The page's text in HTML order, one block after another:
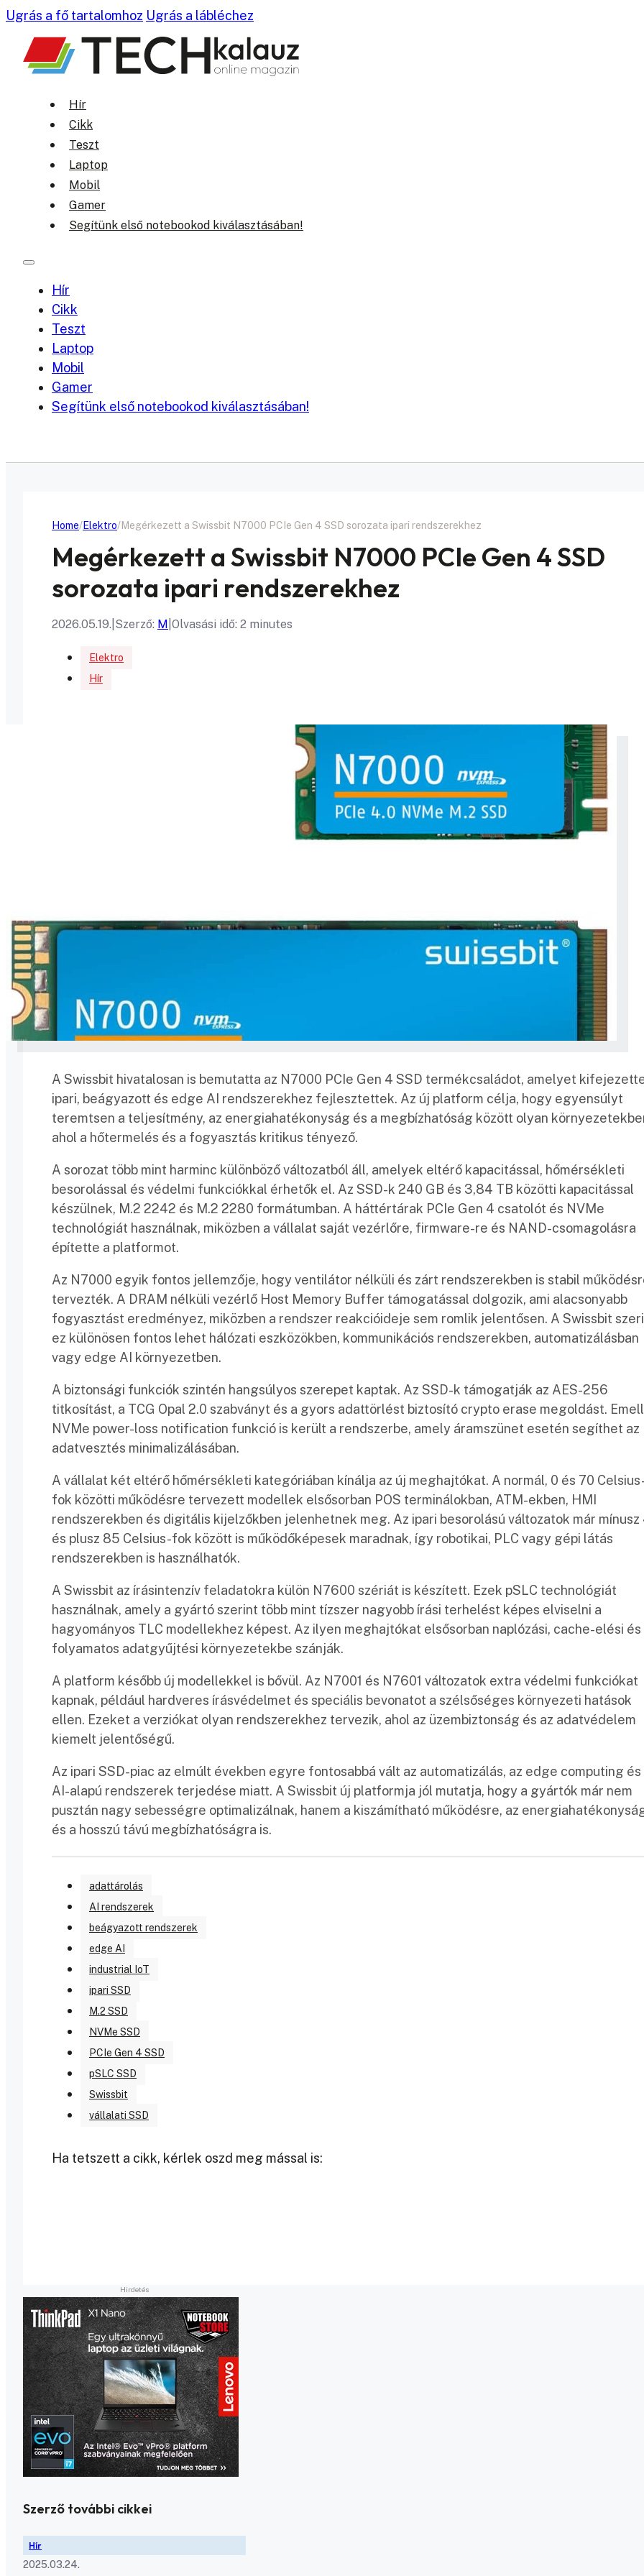
Ugrás a fő tartalomhoz Ugrás a lábléchez
Hír
Cikk
Teszt
Laptop
Mobil
Gamer
Segítünk első notebookod kiválasztásában!
Hír
Cikk
Teszt
Laptop
Mobil
Gamer
Segítünk első notebookod kiválasztásában!
Home Elektro Megérkezett a Swissbit N7000 PCIe Gen 4 SSD sorozata ipari rendszerekhez
Megérkezett a Swissbit N7000 PCIe Gen 4 SSD
sorozata ipari rendszerekhez
2026.05.19. Szerző: M Olvasási idő: 2 minutes
Elektro
Hír
A Swissbit hivatalosan is bemutatta az N7000 PCIe Gen 4 SSD termékcsaládot, amelyet
ipari, beágyazott és edge AI rendszerekhez fejlesztettek. Az új platform célja, hogy egyensúlyt
teremtsen a teljesítmény, az energiahatékonyság és a megbízhatóság között olyan
ahol a hőtermelés és a fogyasztás kritikus tényező.
A sorozat több mint harminc különböző változatból áll, amelyek eltérő kapacitással, hőmérsékleti
besorolással és védelmi funkciókkal érhetők el. Az SSD-k 240 GB és 3,84 TB közötti kapacitással
készülnek, M.2 2242 és M.2 2280 formátumban. A háttértárak PCIe Gen 4 csatolót és NVMe
technológiát használnak, miközben a vállalat saját vezérlőre, firmware-re és NAND-csomagolásra
építette a platformot.
Az N7000 egyik fontos jellemzője, hogy ventilátor nélküli és zárt rendszerekben is stabil
tervezték. A DRAM nélküli vezérlő Host Memory Buffer támogatással dolgozik, ami alacsonyabb
fogyasztást eredményez, miközben a rendszer reakcióideje sem romlik jelentősen. A Swissbit
ez különösen fontos lehet hálózati eszközökben, kommunikációs rendszerekben, automatizálásban
vagy edge AI környezetben.
A biztonsági funkciók szintén hangsúlyos szerepet kaptak. Az SSD-k támogatják az AES-256
titkosítást, a TCG Opal 2.0 szabványt és a gyors adattörlést biztosító crypto erase megoldást.
NVMe power-loss notification funkció is került a rendszerbe, amely áramszünet esetén segíthet az
adatvesztés minimalizálásában.
A vállalat két eltérő hőmérsékleti kategóriában kínálja az új meghajtókat. A normál, 0 és 70
fok közötti működésre tervezett modellek elsősorban POS terminálokban, ATM-ekben, HMI
rendszerekben és digitális kijelzőkben jelenhetnek meg. Az ipari besorolású változatok már mínusz
és plusz 85 Celsius-fok között is működőképesek maradnak, így robotikai, PLC vagy gépi látás
rendszerekben is használhatók.
A Swissbit az írásintenzív feladatokra külön N7600 szériát is készített. Ezek pSLC technológiát
használnak, amely a gyártó szerint több mint tízszer nagyobb írási terhelést képes elviselni a
hagyományos TLC modellekhez képest. Az ilyen meghajtókat elsősorban naplózási, cache-elési és
folyamatos adatgyűjtési környezetekbe szánják.
A platform később új modellekkel is bővül. Az N7001 és N7601 változatok extra védelmi funkciókat
kapnak, például hardveres írásvédelmet és speciális bevonatot a szélsőséges környezeti hatások
ellen. Ezeket a verziókat olyan rendszerekhez tervezik, ahol az üzembiztonság és az adatvédelem
kiemelt jelentőségű.
Az ipari SSD-piac az elmúlt években egyre fontosabbá vált az automatizálás, az edge computing és
AI-alapú rendszerek terjedése miatt. A Swissbit új platformja jól mutatja, hogy a gyártók már nem
pusztán nagy sebességre optimalizálnak, hanem a kiszámítható működésre, az
és a hosszú távú megbízhatóságra is.
adattárolás
AI rendszerek
beágyazott rendszerek
edge AI
industrial IoT
ipari SSD
M.2 SSD
NVMe SSD
PCIe Gen 4 SSD
pSLC SSD
Swissbit
vállalati SSD
Ha tetszett a cikk, kérlek oszd meg mással is:
Szerző további cikkei
Hír
2025.03.24.